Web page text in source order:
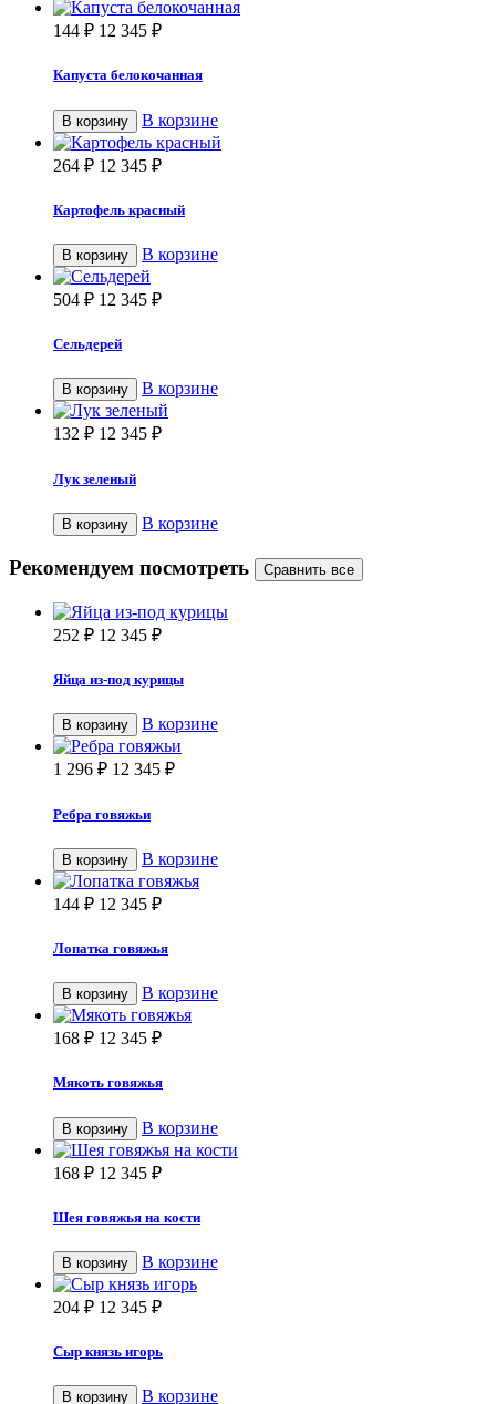
144 ₽ 12 345 ₽
Капуста белокочанная
В корзину В корзине
264 ₽ 12 345 ₽
Картофель красный
В корзину В корзине
504 ₽ 12 345 ₽
Сельдерей
В корзину В корзине
132 ₽ 12 345 ₽
Лук зеленый
В корзину В корзине
Рекомендуем посмотреть
252 ₽ 12 345 ₽
Яйца из-под курицы
В корзину В корзине
1 296 ₽ 12 345 ₽
Ребра говяжьи
В корзину В корзине
144 ₽ 12 345 ₽
Лопатка говяжья
В корзину В корзине
168 ₽ 12 345 ₽
Мякоть говяжья
В корзину В корзине
168 ₽ 12 345 ₽
Шея говяжья на кости
В корзину В корзине
204 ₽ 12 345 ₽
Сыр князь игорь
В корзину В корзине